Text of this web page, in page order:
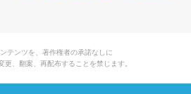
テンツを、著作権者の承諾なしに
更、翻案、再配布することを禁じます。